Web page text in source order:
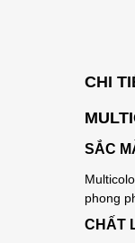
CHI
SẮC
phong
CHẤT